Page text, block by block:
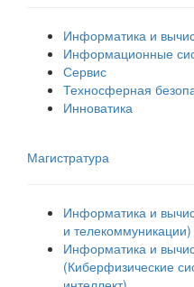
Информатика и
Информационные
Сервис
Техносферная
Инноватика
Магистратура
Информатика и
и телекоммуникации)
Информатика и
(Киберфизические